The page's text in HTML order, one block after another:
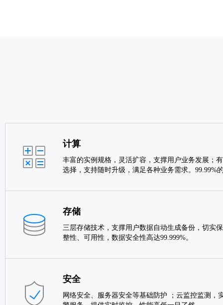
计算
丰富的实例规格，灵活扩容，支撑用户业务发展；
选择，支持随时升级，满足各种业务需求。99.99%
存储
三层存储技术，支撑用户数据自动生成备份，切实
整性、可用性，数据安全性高达99.999%。
安全
网络安全、服务器安全等基础防护 ；云监控监测